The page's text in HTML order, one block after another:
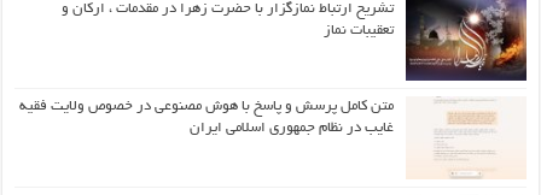
تشریح ارتباط نمازگزار با حضرت زهرا در مقدمات ، ارکان و
تعقیبات نماز
متن کامل پرسش و پاسخ با هوش مصنوعی در خصوص ولایت فقیه
غایب در نظام جمهوری اسلامی ایران